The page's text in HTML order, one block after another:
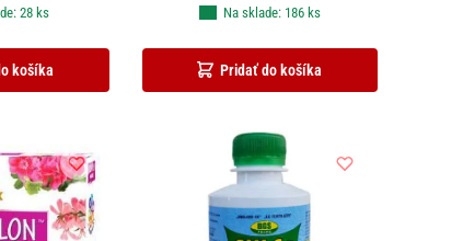
košíka
28 ks
Pridať do košíka
Na sklade: 186 ks